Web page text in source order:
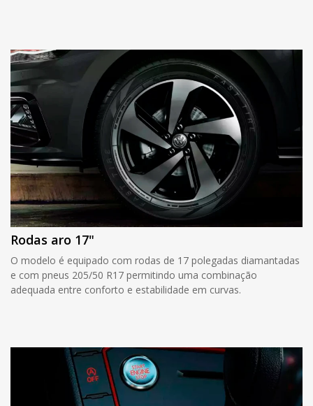
Rodas aro 17"
O modelo é equipado com rodas de 17 polegadas diamantadas
e com pneus 205/50 R17 permitindo uma combinação
adequada entre conforto e estabilidade em curvas.